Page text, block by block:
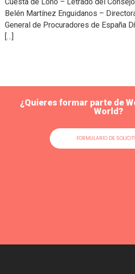
Cuesta de Loño – Letrado del
Belén Martínez Enguidanos –
General de Procuradores de España
[…]
¿Quieres formar parte de
World?
FORMULARIO DE